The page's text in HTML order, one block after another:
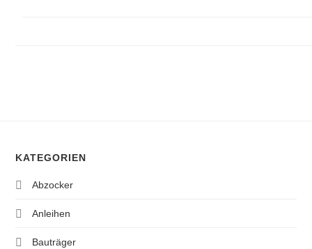
KATEGORIEN
Abzocker
Anleihen
Bauträger